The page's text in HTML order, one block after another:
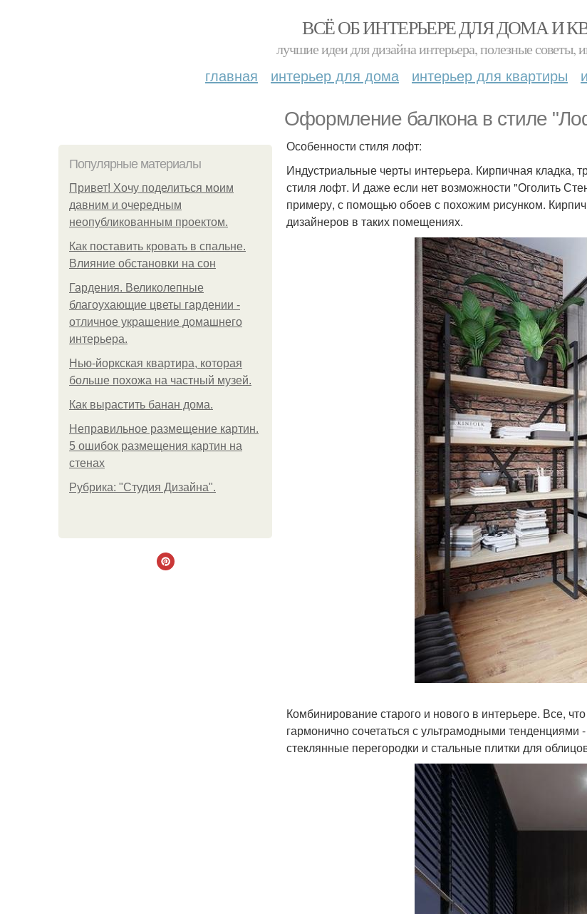
ВСЁ ОБ ИНТЕРЬЕРЕ ДЛЯ ДОМА И
лучшие идеи для дизайна интерьера, полезные советы,
главная интерьер для дома интерьер для квартиры
Оформление балкона в стиле
Популярные материалы
Привет! Хочу поделиться моим
давним и очередным
неопубликованным проектом.
Как поставить кровать в спальне.
Влияние обстановки на сон
Гардения. Великолепные
благоухающие цветы гардении -
отличное украшение домашнего
интерьера.
Нью-йоркская квартира, которая
больше похожа на частный музей.
Как вырастить банан дома.
Неправильное размещение картин.
5 ошибок размещения картин на
стенах
Рубрика: "Студия Дизайна".
Особенности стиля лофт:
Индустриальные черты интерьера. Кирпичная кладка,
стиля лофт. И даже если нет возможности "Оголить
примеру, с помощью обоев с похожим рисунком.
дизайнеров в таких помещениях.
Комбинирование старого и нового в интерьере. Все,
гармонично сочетаться с ультрамодными
стеклянные перегородки и стальные плитки для